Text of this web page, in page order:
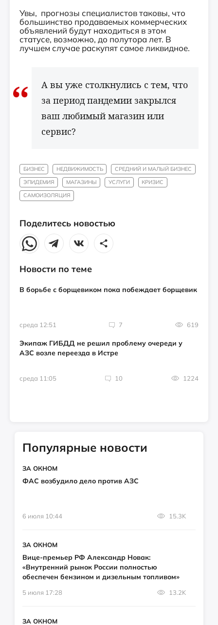
Увы, прогнозы специалистов таковы, что
большинство продаваемых коммерческих
объявлений будут находиться в этом
статусе, возможно, до полутора лет. В
лучшем случае раскупят самое ликвидное.
А вы уже столкнулись с тем, что
за период пандемии закрылся
ваш любимый магазин или
сервис?
БИЗНЕС НЕДВИЖИМОСТЬ
СРЕДНИЙ И МАЛЫЙ БИЗНЕС
ЭПИДЕМИЯ
МАГАЗИНЫ УСЛУГИ
КРИЗИС
САМОИЗОЛЯЦИЯ
Поделитесь новостью
Новости по теме
В борьбе с борщевиком пока побеждает борщевик
среда 12:51 7 619
Экипаж ГИБДД не решил проблему очереди у
АЗС возле переезда в Истре
среда 11:05 10 1224
Популярные новости
ЗА ОКНОМ
ФАС возбудило дело против АЗС
6 июля 10:44 15.3K
ЗА ОКНОМ
Вице-премьер РФ Александр Новак:
«Внутренний рынок России полностью
обеспечен бензином и дизельным топливом»
5 июля 17:28 13.2K
ЗА ОКНОМ